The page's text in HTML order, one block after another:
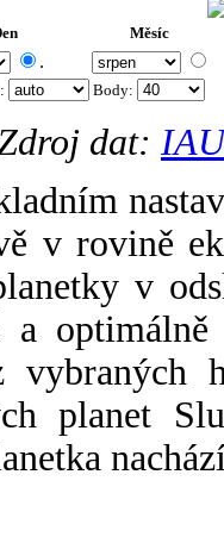
Měsíc
.
Body:
dat:
v rovině
v
a
planet